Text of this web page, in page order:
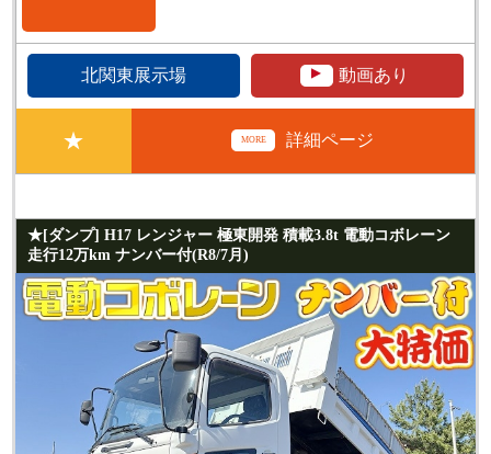
北関東展示場 ▲ 動画あり
★ MORE 詳細ページ
★[ダンプ] H17 レンジャー 極東開発 積載3.8t 電動コボレーン
走行12万km ナンバー付(R8/7月)